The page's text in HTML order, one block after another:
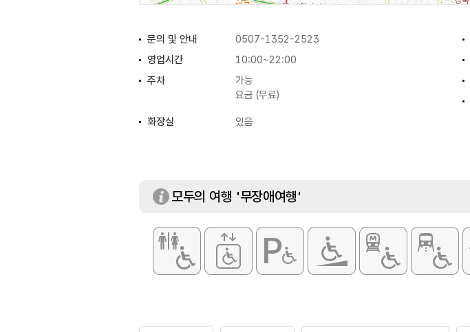
문의 및 안내 0507-1352-2523
영업시간
10:00~22:00
주차
가능
요금 (무료)
화장실
있음
모두의 여행 '무장애여행'